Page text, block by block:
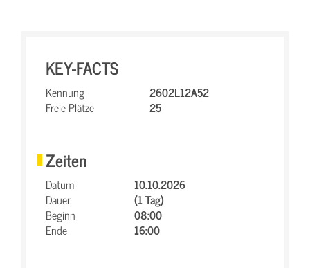
KEY-FACTS
Kennung
2602L12A52
Freie Plätze
25
Zeiten
Datum
10.10.2026
Dauer
(1 Tag)
Beginn
08:00
Ende
16:00